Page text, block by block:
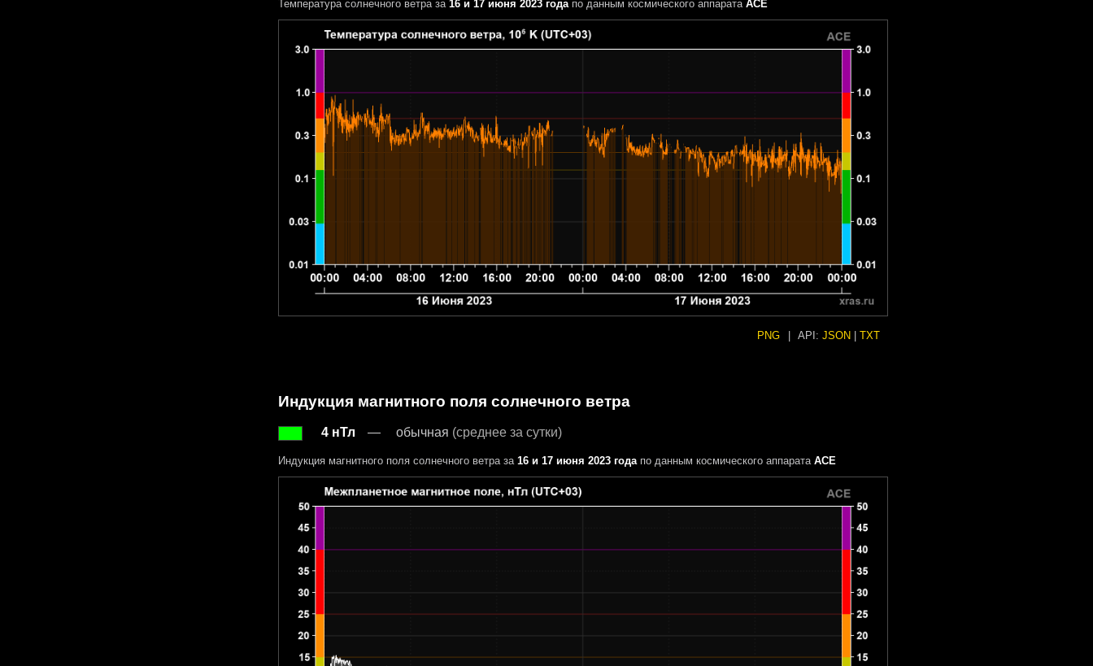
Температура солнечного ветра за 16 и 17 июня 2023 годапо данным космического аппарата ACE
PNG API: JSON TXT
Индукция магнитного поля солнечного ветра
4 нТл обычная (среднее за сутки)
Индукция магнитного поля солнечного ветра за 16 и 17 июня 2023 годапо данным космического аппарата ACE